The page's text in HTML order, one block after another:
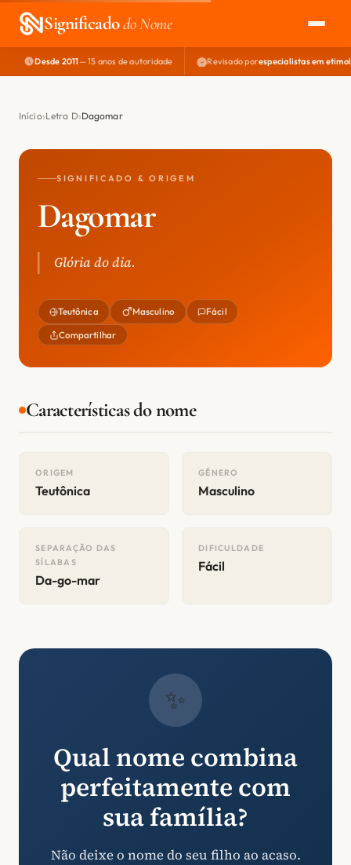
Significadodo Nome
EXPLORAR
NOME PERFEITO
Desde 2011— 15 anos de autoridade Revisado porespecialistas em
Início Letra D Dagomar
SIGNIFICADO & ORIGEM
Dagomar
Glória do dia.
Teutônica Masculino Fácil
Compartilhar
Características do nome
ORIGEM
Teutônica
GÊNERO
Masculino
SEPARAÇÃO DAS
SÍLABAS
Da-go-mar
DIFICULDADE
Fácil
✨
Qual nome combina
perfeitamente com
sua família?
Não deixe o nome do seu filho ao acaso.